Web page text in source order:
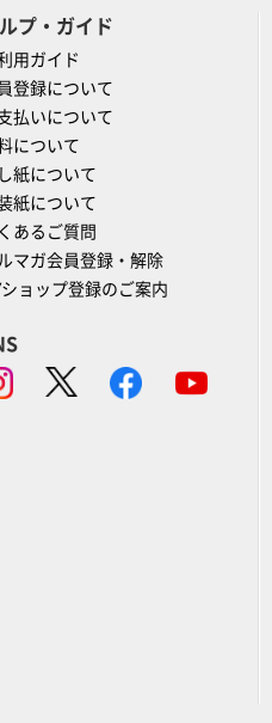
プ・ガイド
用ガイド
登録について
払いについて
について
紙について
紙について
あるご質問
マガ会員登録・解除
ショップ登録のご案内